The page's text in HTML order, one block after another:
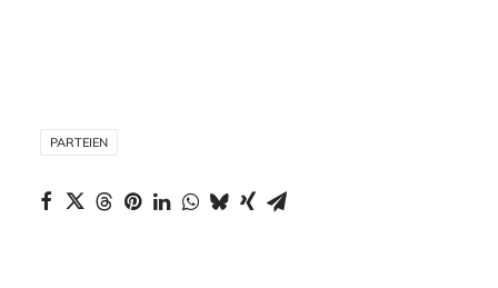
PARTEIEN